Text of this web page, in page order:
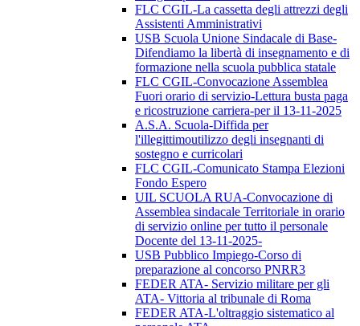
FLC CGIL-La cassetta degli attrezzi degli
Assistenti Amministrativi
USB Scuola Unione Sindacale di Base-
Difendiamo la libertà di insegnamento e di
formazione nella scuola pubblica statale
FLC CGIL-Convocazione Assemblea
Fuori orario di servizio-Lettura busta paga
e ricostruzione carriera-per il 13-11-2025
A.S.A. Scuola-Diffida per
l'illegittimoutilizzo degli insegnanti di
sostegno e curricolari
FLC CGIL-Comunicato Stampa Elezioni
Fondo Espero
UIL SCUOLA RUA-Convocazione di
Assemblea sindacale Territoriale in orario
di servizio online per tutto il personale
Docente del 13-11-2025-
USB Pubblico Impiego-Corso di
preparazione al concorso PNRR3
FEDER ATA- Servizio militare per gli
ATA- Vittoria al tribunale di Roma
FEDER ATA-L'oltraggio sistematico al